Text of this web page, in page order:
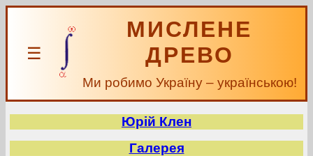
☰
МИСЛЕНЕ
ДРЕВО
Ми робимо Україну – українською!
Юрій Клен
Галерея